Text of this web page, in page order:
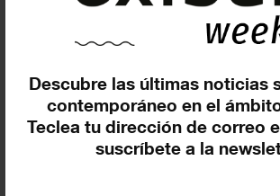
Descubre las últimas noticias
contemporáneo en el
Teclea tu dirección de correo
suscríbete a la
Suscríbete a la
Insertar residencias